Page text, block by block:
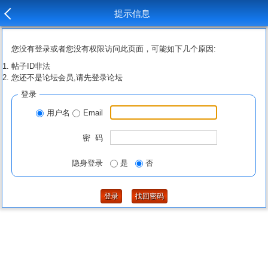
提示信息
您没有登录或者您没有权限访问此页面，可能如下几个原因:
帖子ID非法
您还不是论坛会员,请先登录论坛
登录
用户名 Email
密 码
隐身登录 是 否